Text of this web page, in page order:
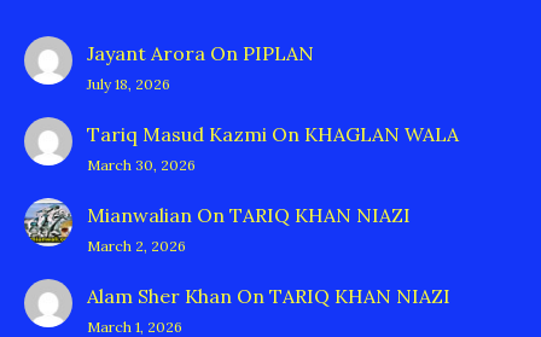
Jayant Arora On PIPLAN
July 18, 2026
Tariq Masud Kazmi On KHAGLAN WALA
March 30, 2026
Mianwalian On TARIQ KHAN NIAZI
March 2, 2026
Alam Sher Khan On TARIQ KHAN NIAZI
March 1, 2026